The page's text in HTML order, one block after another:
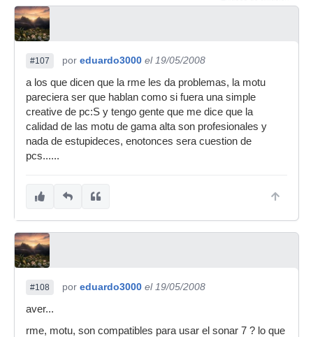
#107 por eduardo3000 el 19/05/2008
a los que dicen que la rme les da problemas, la motu
pareciera ser que hablan como si fuera una simple
creative de pc:S y tengo gente que me dice que la
calidad de las motu de gama alta son profesionales y
nada de estupideces, enotonces sera cuestion de
pcs......
#108 por eduardo3000 el 19/05/2008
aver...
rme, motu, son compatibles para usar el sonar 7 ? lo que